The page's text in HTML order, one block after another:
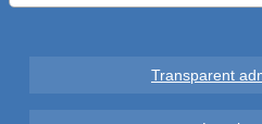
Transparent